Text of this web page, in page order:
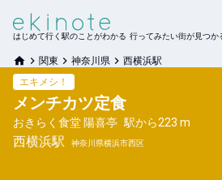
はじめて行く駅のことがわかる 行ってみたい街が見つか
関東 神奈川県 西横浜駅
エキメシ！
メンチカツ定食
おきらく食堂 陽喜亭 駅から223 m
西横浜駅 神奈川県横浜市西区